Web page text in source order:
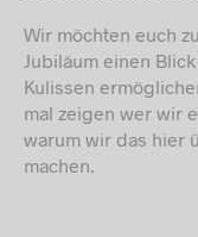
Wir möchten euch
Jubiläum einen
Kulissen
mal zeigen wer wir
warum wir das hier
machen.